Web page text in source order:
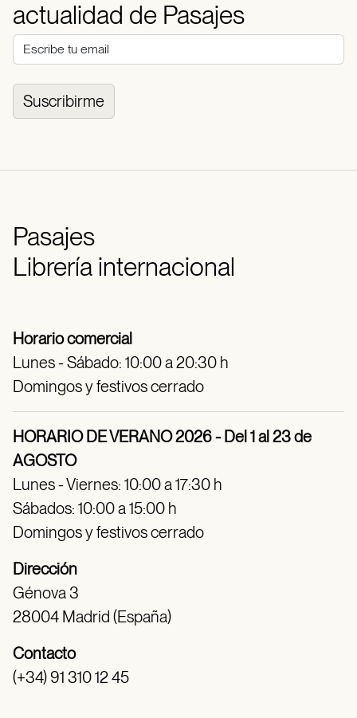
actualidad de Pasajes
Suscribirme
Pasajes
Librería internacional
Horario comercial
Lunes - Sábado: 10:00 a 20:30 h
Domingos y festivos cerrado
HORARIO DE VERANO 2026 - Del 1 al 23 de
AGOSTO
Lunes - Viernes: 10:00 a 17:30 h
Sábados: 10:00 a 15:00 h
Domingos y festivos cerrado
Dirección
Génova 3
28004 Madrid (España)
Contacto
(+34) 91 310 12 45